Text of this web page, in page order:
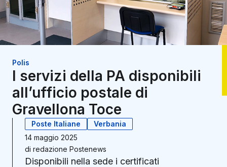
Polis
I servizi della PA disponibili
all’ufficio postale di
Gravellona Toce
Poste Italiane
Verbania
14 maggio 2025
di redazione Postenews
Disponibili nella sede i certificati